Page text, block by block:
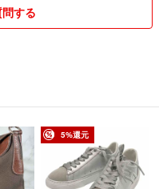
ョン
も
予めコメントをお願い致しま
の加減やお使いの端末等によ
える場合が御座いますことご
する
5%還元